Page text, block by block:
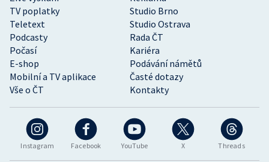
Instagram Facebook YouTube X Threads
TV poplatky
Studio Brno
Teletext
Studio Ostrava
Podcasty
Rada ČT
Počasí
Kariéra
E-shop
Podávání námětů
Mobilní a TV aplikace
Časté dotazy
Vše o ČT
Kontakty